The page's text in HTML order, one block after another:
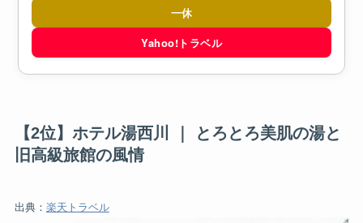
一休
Yahoo!トラベル
【2位】ホテル湯西川 ｜ とろとろ美肌の湯と
旧高級旅館の風情
出典： 楽天トラベル